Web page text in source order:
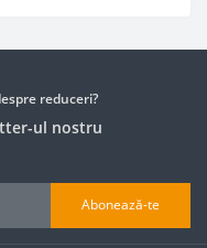
reduceri?
ul nostru
Abonează-te